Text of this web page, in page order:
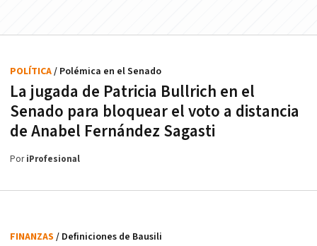
La jugada de Patricia Bullrich en el
Senado para bloquear el voto a distancia
de Anabel Fernández Sagasti
POLÍTICA/ Polémica en el Senado
PoriProfesional
FINANZAS / Definiciones de Bausili